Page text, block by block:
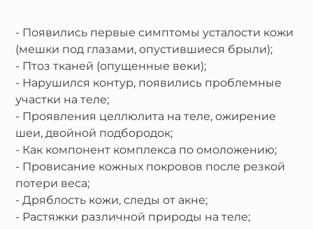
Появились первые симптомы усталости кожи
(мешки под глазами, опустившиеся брыли);
Птоз тканей (опущенные веки);
Нарушился контур, появились проблемные
участки на теле;
Проявления целлюлита на теле, ожирение
шеи, двойной подбородок;
Как компонент комплекса по омоложению;
Провисание кожных покровов после резкой
потери веса;
Дряблость кожи, следы от акне;
Растяжки различной природы на теле;